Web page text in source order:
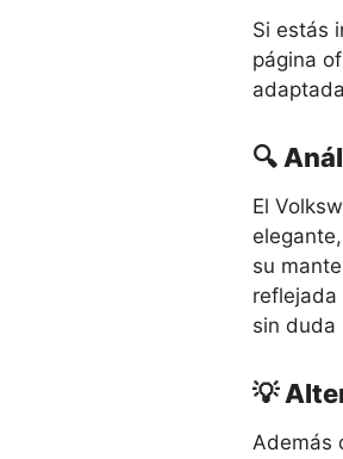
Si estás
página
🔍
El
su
reflejada
sin duda
💡
Además